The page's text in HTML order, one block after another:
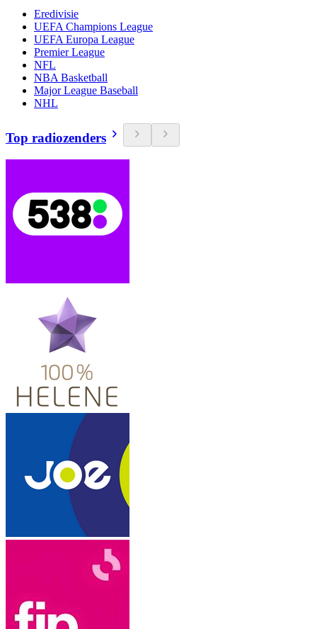
Eredivisie
UEFA Champions League
UEFA Europa League
Premier League
NFL
NBA Basketball
Major League Baseball
NHL
Top radiozenders